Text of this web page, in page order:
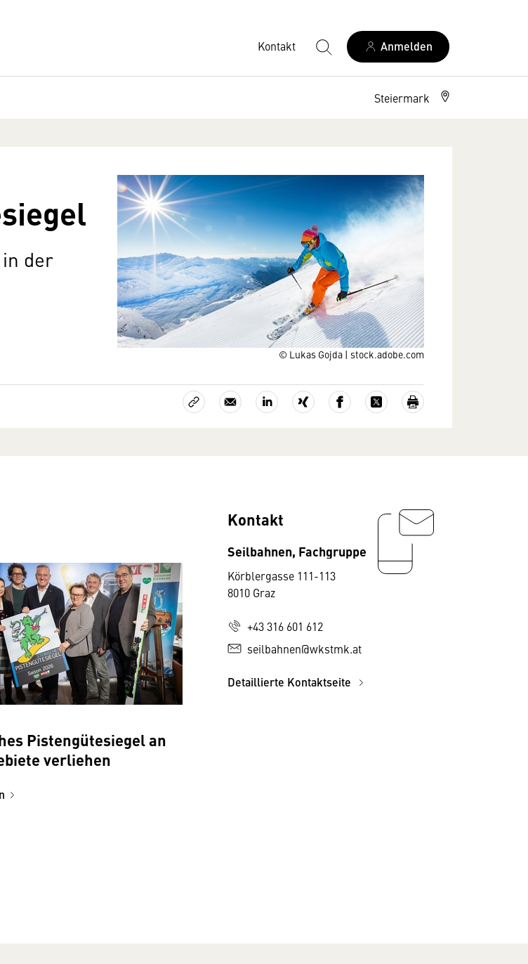
Kontakt Anmelden
Steiermark
© Lukas Gojda | stock.adobe.com
der
Pistengütesiegel an
verliehen
Kontakt
Seilbahnen, Fachgruppe
Körblergasse 111-113
8010 Graz
+43 316 601 612
seilbahnen@wkstmk.at
Detaillierte Kontaktseite